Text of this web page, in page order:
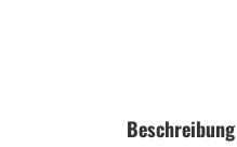
Beschreibung